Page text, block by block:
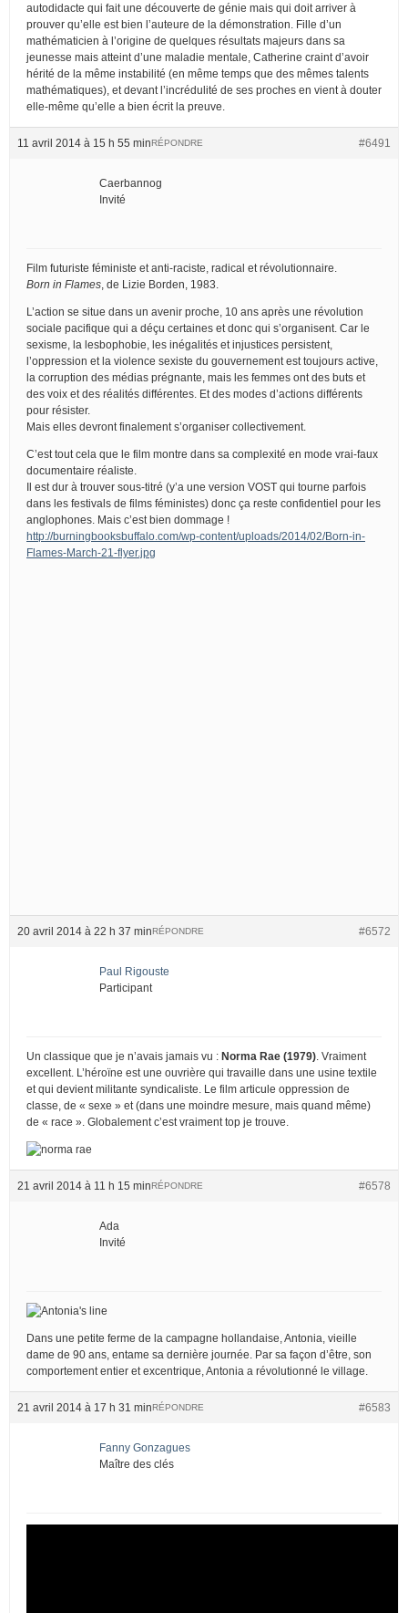
autodidacte qui fait une découverte de génie mais qui doit arriver à
prouver qu’elle est bien l’auteure de la démonstration. Fille d’un
mathématicien à l’origine de quelques résultats majeurs dans sa
jeunesse mais atteint d’une maladie mentale, Catherine craint d’avoir
hérité de la même instabilité (en même temps que des mêmes talents
mathématiques), et devant l’incrédulité de ses proches en vient à douter
elle-même qu’elle a bien écrit la preuve.
11 avril 2014 à 15 h 55 min #6491
RÉPONDRE
Caerbannog
Invité
Film futuriste féministe et anti-raciste, radical et révolutionnaire.
Born in Flames , de Lizie Borden, 1983.
L’action se situe dans un avenir proche, 10 ans après une révolution
sociale pacifique qui a déçu certaines et donc qui s’organisent. Car le
sexisme, la lesbophobie, les inégalités et injustices persistent,
l’oppression et la violence sexiste du gouvernement est toujours active,
la corruption des médias prégnante, mais les femmes ont des buts et
des voix et des réalités différentes. Et des modes d’actions différents
pour résister.
Mais elles devront finalement s’organiser collectivement.
C’est tout cela que le film montre dans sa complexité en mode vrai-faux
documentaire réaliste.
Il est dur à trouver sous-titré (y’a une version VOST qui tourne parfois
dans les festivals de films féministes) donc ça reste confidentiel pour les
anglophones. Mais c’est bien dommage !
http://burningbooksbuffalo.com/wp-content/uploads/2014/02/Born-in-
Flames-March-21-flyer.jpg
20 avril 2014 à 22 h 37 min #6572
RÉPONDRE
Paul Rigouste
Participant
Un classique que je n’avais jamais vu : Norma Rae (1979) . Vraiment
excellent. L’héroïne est une ouvrière qui travaille dans une usine textile
et qui devient militante syndicaliste. Le film articule oppression de
classe, de « sexe » et (dans une moindre mesure, mais quand même)
de « race ». Globalement c’est vraiment top je trouve.
21 avril 2014 à 11 h 15 min #6578
RÉPONDRE
Ada
Invité
Dans une petite ferme de la campagne hollandaise, Antonia, vieille
dame de 90 ans, entame sa dernière journée. Par sa façon d’être, son
comportement entier et excentrique, Antonia a révolutionné le village.
21 avril 2014 à 17 h 31 min #6583
RÉPONDRE
Fanny Gonzagues
Maître des clés